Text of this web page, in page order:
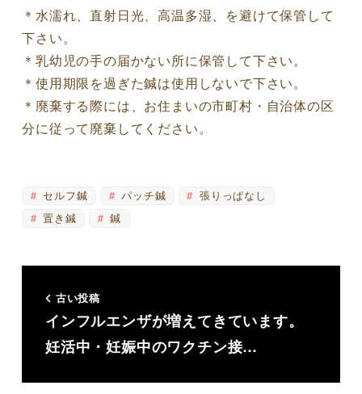
＊水濡れ、直射日光、高温多湿、を避けて保管して
下さい。
＊乳幼児の手の届かない所に保管して下さい。
＊使用期限を過ぎた鍼は使用しないで下さい。
＊廃棄する際には、お住まいの市町村・自治体の区
分に従って廃棄してください。
セルフ鍼 パッチ鍼
張りっぱなし
置き鍼
鍼
古い投稿
インフルエンザが増えてきています。
妊活中・妊娠中のワクチン接…